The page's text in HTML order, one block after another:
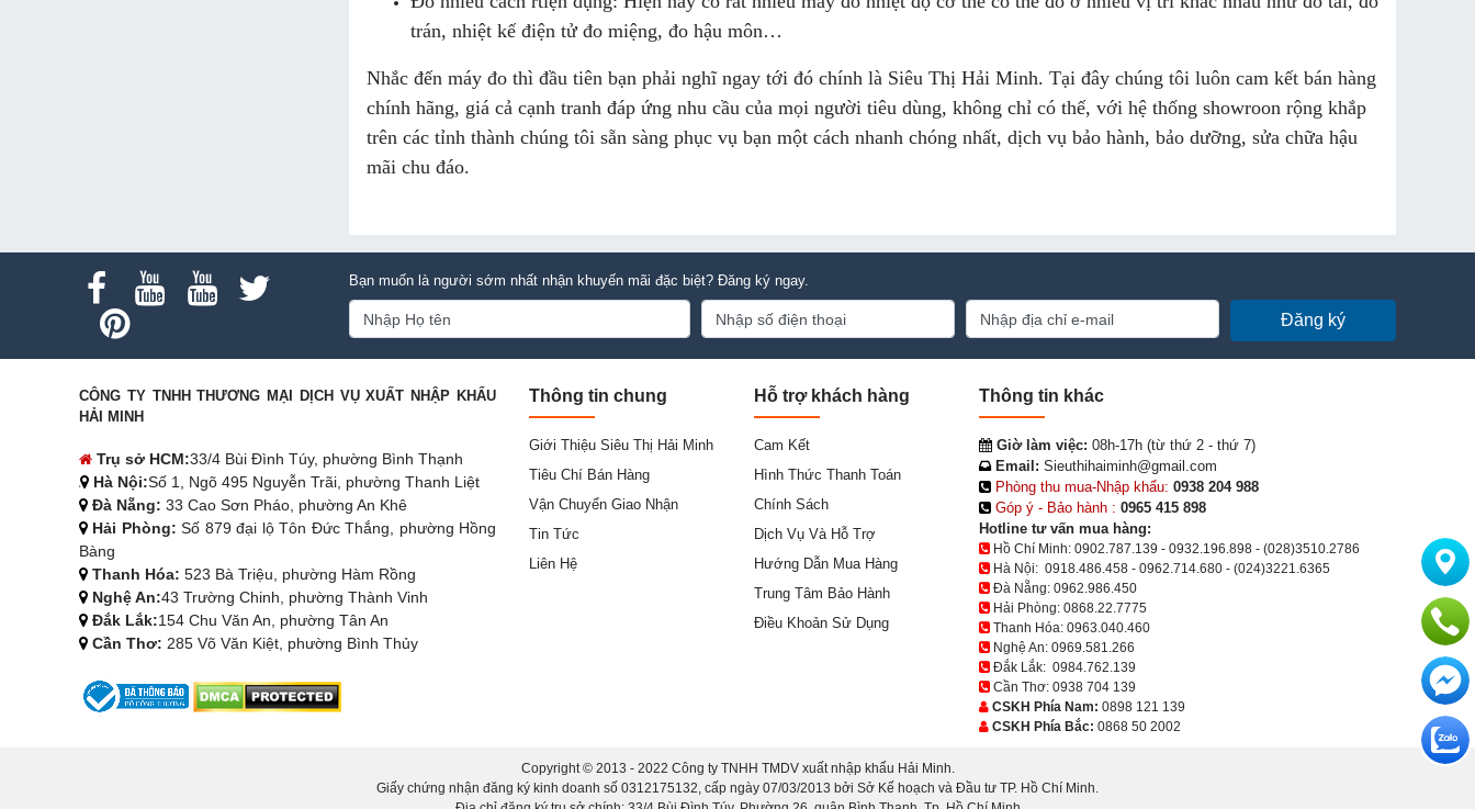
trán, nhiệt kế điện tử đo miệng, đo hậu môn…
Nhắc đến máy đo thì đầu tiên bạn phải nghĩ ngay tới đó chính là Siêu Thị Hải Minh. Tại đây chúng tôi luôn cam kết bán hàng
chính hãng, giá cả cạnh tranh đáp ứng nhu cầu của mọi người tiêu dùng, không chỉ có thế, với hệ thống showroon rộng khắp
trên các tỉnh thành chúng tôi sẵn sàng phục vụ bạn một cách nhanh chóng nhất, dịch vụ bảo hành, bảo dưỡng, sửa chữa hậu
mãi chu đáo.
Bạn muốn là người sớm nhất nhận khuyến mãi đặc biệt? Đăng ký ngay.
Đăng ký
CÔNG TY TNHH THƯƠNG MẠI DỊCH VỤ XUẤT NHẬP KHẨU
HẢI MINH
Trụ sở HCM:33/4 Bùi Đình Túy, phường Bình Thạnh
Hà Nội:Số 1, Ngõ 495 Nguyễn Trãi, phường Thanh Liệt
Đà Nẵng: 33 Cao Sơn Pháo, phường An Khê
Hải Phòng: Số 879 đại lộ Tôn Đức Thắng, phường Hồng
Bàng
Thanh Hóa: 523 Bà Triệu, phường Hàm Rồng
Nghệ An:43 Trường Chinh, phường Thành Vinh
Đắk Lắk:154 Chu Văn An, phường Tân An
Cần Thơ: 285 Võ Văn Kiệt, phường Bình Thủy
Thông tin chung
Giới Thiệu Siêu Thị Hải Minh
Tiêu Chí Bán Hàng
Vận Chuyển Giao Nhận
Tin Tức
Liên Hệ
Hỗ trợ khách hàng
Cam Kết
Hình Thức Thanh Toán
Chính Sách
Dịch Vụ Và Hỗ Trợ
Hướng Dẫn Mua Hàng
Trung Tâm Bảo Hành
Điều Khoản Sử Dụng
Thông tin khác
Giờ làm việc: 08h-17h (từ thứ 2 - thứ 7)
Email: Sieuthihaiminh@gmail.com
Phòng thu mua-Nhập khẩu: 0938 204 988
Góp ý - Bảo hành : 0965 415 898
Hotline tư vấn mua hàng:
Hồ Chí Minh: 0902.787.139 - 0932.196.898 - (028)3510.2786
Hà Nội: 0918.486.458 - 0962.714.680 - (024)3221.6365
Đà Nẵng: 0962.986.450
Hải Phòng: 0868.22.7775
Thanh Hóa: 0963.040.460
Nghệ An: 0969.581.266
Đắk Lắk: 0984.762.139
Cần Thơ: 0938 704 139
CSKH Phía Nam: 0898 121 139
CSKH Phía Bắc: 0868 50 2002
Copyright © 2013 - 2022 Công ty TNHH TMDV xuất nhập khẩu Hải Minh.
Giấy chứng nhận đăng ký kinh doanh số 0312175132, cấp ngày 07/03/2013 bởi Sở Kế hoạch và Đầu tư TP. Hồ Chí Minh.